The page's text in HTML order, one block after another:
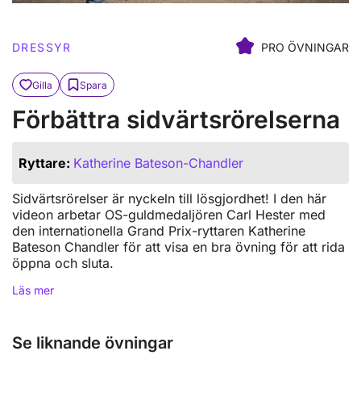
DRESSYR PRO ÖVNINGAR
Gilla Spara
Förbättra sidvärtsrörelserna
Sidvärtsrörelser är nyckeln till lösgjordhet! I den här
videon arbetar OS-guldmedaljören Carl Hester med
den internationella Grand Prix-ryttaren Katherine
Bateson Chandler för att visa en bra övning för att rida
öppna och sluta.
Läs mer
Ryttare: Katherine Bateson-Chandler
Se liknande övningar